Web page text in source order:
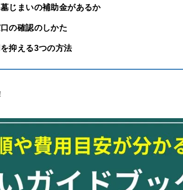
じまいの補助金があるか
の確認のしかた
抑える3つの方法